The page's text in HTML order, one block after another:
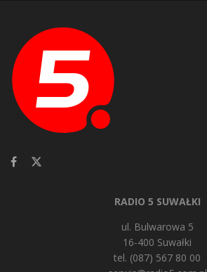
RADIO 5 SUWAŁKI
ul. Bulwarowa 5
16-400 Suwałki
tel. (087) 567 80 00